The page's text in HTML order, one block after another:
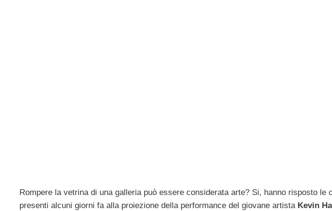
Rompere la vetrina di una galleria può essere considerata arte? Si, hanno risposto le
presenti alcuni giorni fa alla proiezione della performance del giovane artista Kevin